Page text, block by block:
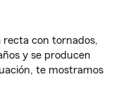
recta con tornados,
y se producen
te mostramos